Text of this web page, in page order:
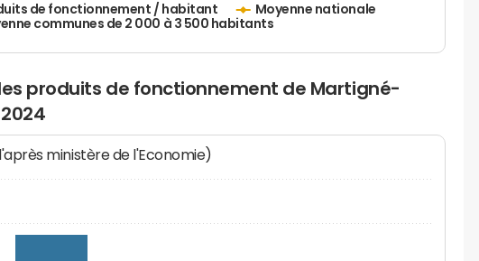
de fonctionnement / habitant
Moyenne nationale
communes de 2 000 à 3 500 habitants
produits de fonctionnement de Martigné-
ministère de l'Economie)